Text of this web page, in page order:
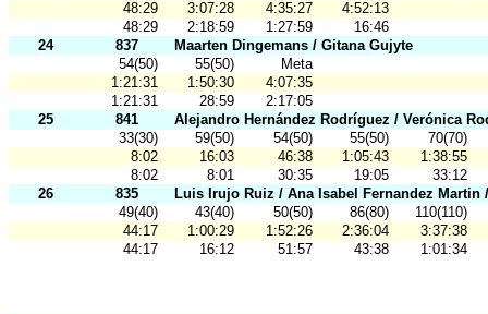
48:29
3:07:28 4:35:27
4:52:13
48:29
2:18:59 1:27:59
16:46
24
837
Maarten Dingemans / Gitana Gujyte
54(50)
55(50)
Meta
1:21:31
1:50:30
4:07:35
1:21:31
28:59
2:17:05
25
841
Alejandro Hernández Rodríguez / Verónica
33(30)
59(50) 54(50) 55(50)
70(70)
8:02
16:03 46:38 1:05:43
1:38:55
8:02
8:01 30:35 19:05
33:12
26
835
Luis Irujo Ruiz / Ana Isabel Fernandez Martin
49(40)
43(40) 50(50) 86(80)
110(110)
44:17
1:00:29 1:52:26 2:36:04
3:37:38
44:17
16:12 51:57 43:38 1:01:34